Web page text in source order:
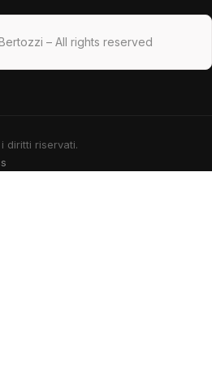
– All rights reserved
i diritti riservati.